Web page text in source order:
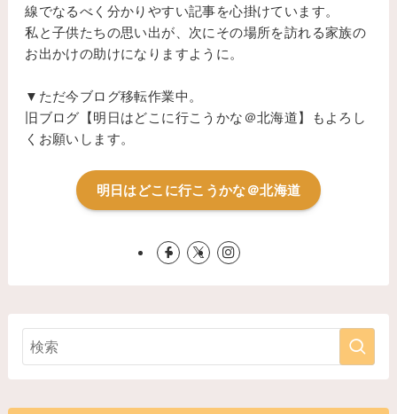
線でなるべく分かりやすい記事を心掛けています。
私と子供たちの思い出が、次にその場所を訪れる家族の
お出かけの助けになりますように。
▼ただ今ブログ移転作業中。
旧ブログ【明日はどこに行こうかな＠北海道】もよろし
くお願いします。
明日はどこに行こうかな＠北海道